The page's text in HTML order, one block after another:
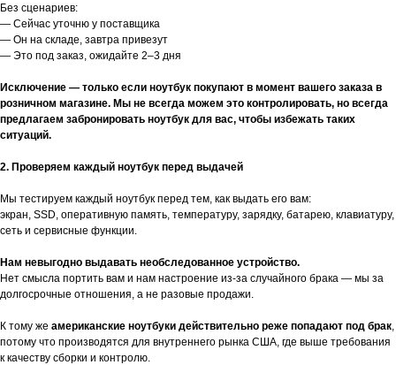
Без сценариев:
— Сейчас уточню у поставщика
— Он на складе, завтра привезут
— Это под заказ, ожидайте 2–3 дня
Исключение — только если ноутбук покупают в момент вашего заказа в
розничном магазине. Мы не всегда можем это контролировать, но всегда
предлагаем забронировать ноутбук для вас, чтобы избежать таких
ситуаций.
2. Проверяем каждый ноутбук перед выдачей
Мы тестируем каждый ноутбук перед тем, как выдать его вам:
экран, SSD, оперативную память, температуру, зарядку, батарею, клавиатуру,
сеть и сервисные функции.
Нам невыгодно выдавать необследованное устройство.
Нет смысла портить вам и нам настроение из-за случайного брака — мы за
долгосрочные отношения, а не разовые продажи.
К тому же американские ноутбуки действительно реже попадают под брак,
потому что производятся для внутреннего рынка США, где выше требования
к качеству сборки и контролю.